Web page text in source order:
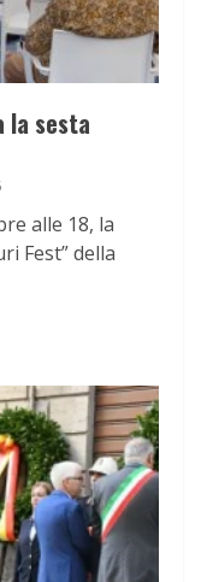
la sesta
alle 18, la
Fest” della